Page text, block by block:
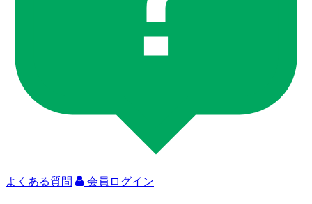
よくある質問 会員ログイン